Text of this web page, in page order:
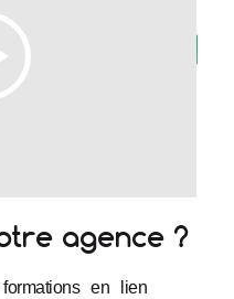
agence ?
en lien